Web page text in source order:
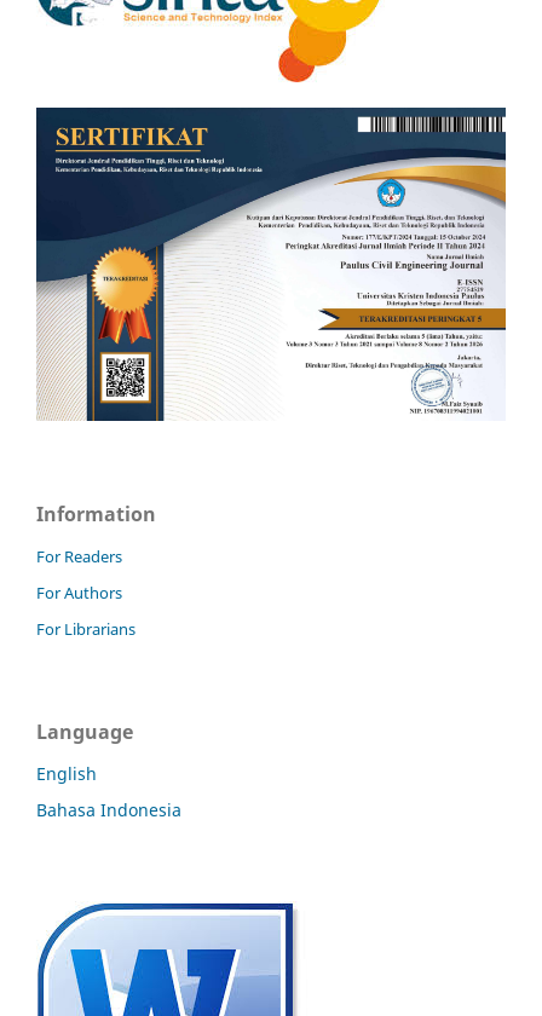
Information
For Readers
For Authors
For Librarians
Language
English
Bahasa Indonesia